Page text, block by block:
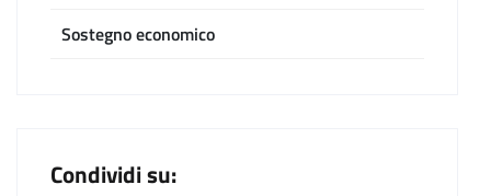
Sostegno economico
Condividi su: